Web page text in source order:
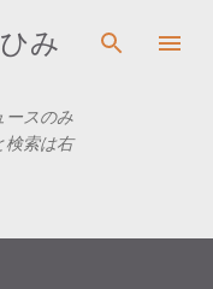
ツに移動
み
ースのみ
検索は右